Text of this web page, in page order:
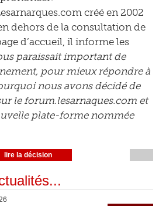
créé en 2002
dehors de la consultation de
d’accueil, il informe les
paraissait important de
pour mieux répondre à
nous avons décidé de
le forum.lesarnaques.com et
plate-forme nommée
lire la décision